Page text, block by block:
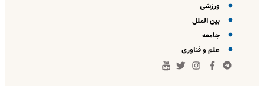
ورزشی
بین الملل
جامعه
علم و فناوری